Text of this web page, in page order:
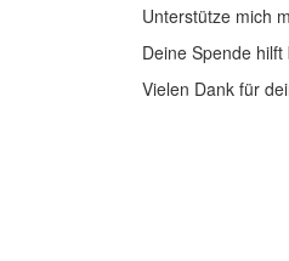
Unterstütze mich
Deine Spende
Vielen Dank für